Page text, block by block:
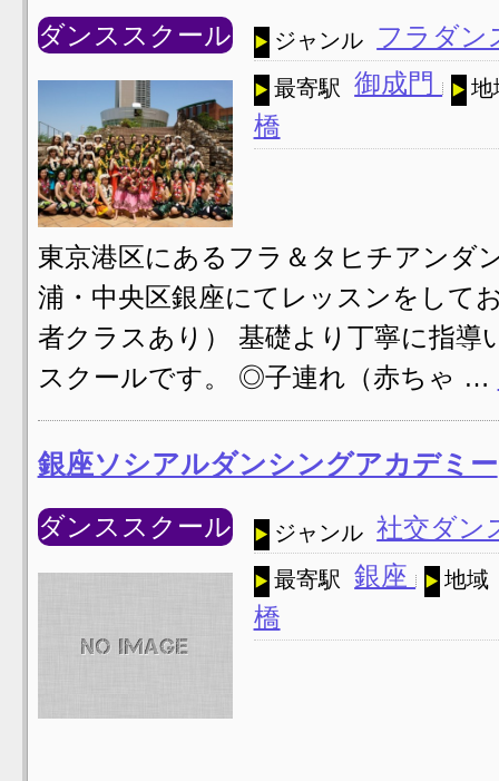
ダンススクール ジャンル フラダ
最寄駅 御成門 地
橋
東京港区にあるフラ＆タヒチアンダ
浦・中央区銀座にてレッスンをして
者クラスあり） 基礎より丁寧に指
スクールです。 ◎子連れ（赤ちゃ …
銀座ソシアルダンシングアカデミー
ダンススクール ジャンル 社交ダン
最寄駅 銀座 地域
橋